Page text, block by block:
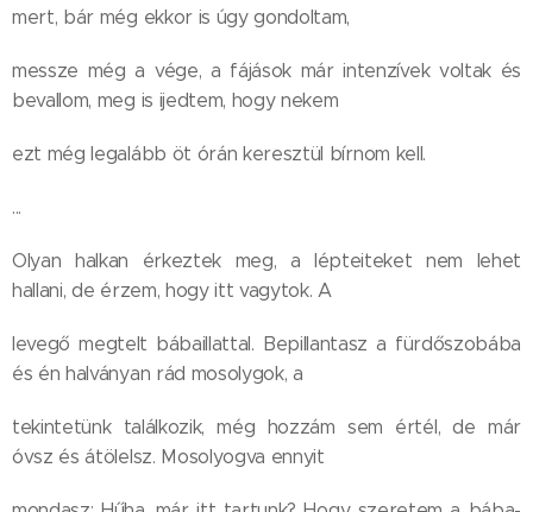
mert, bár még ekkor is úgy gondoltam,
messze még a vége, a fájások már intenzívek voltak és
bevallom, meg is ijedtem, hogy nekem
ezt még legalább öt órán keresztül bírnom kell.
...
Olyan halkan érkeztek meg, a lépteiteket nem lehet
hallani, de érzem, hogy itt vagytok. A
levegő megtelt bábaillattal. Bepillantasz a fürdőszobába
és én halványan rád mosolygok, a
tekintetünk találkozik, még hozzám sem értél, de már
óvsz és átölelsz. Mosolyogva ennyit